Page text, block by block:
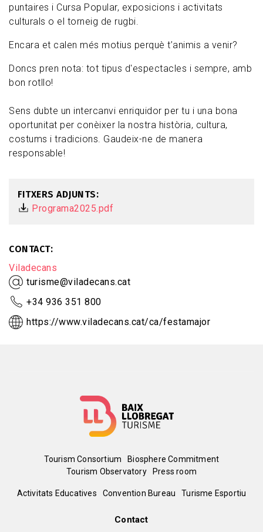
puntaires i Cursa Popular, exposicions i activitats
culturals o el torneig de rugbi.
Encara et calen més motius perquè t’animis a venir?
Doncs pren nota: tot tipus d'espectacles i sempre, amb
bon rotllo!
Sens dubte un intercanvi enriquidor per tu i una bona
oportunitat per conèixer la nostra història, cultura,
costums i tradicions. Gaudeix-ne de manera
responsable!
FITXERS ADJUNTS
Programa2025.pdf
CONTACT
Viladecans
turisme@viladecans.cat
+34 936 351 800
https://www.viladecans.cat/ca/festamajor
Menú
del
Tourism Consortium
Biosphere Commitment
Tourism Observatory
Press room
Peu
Activitats Educatives Convention Bureau Turisme Esportiu
Contact